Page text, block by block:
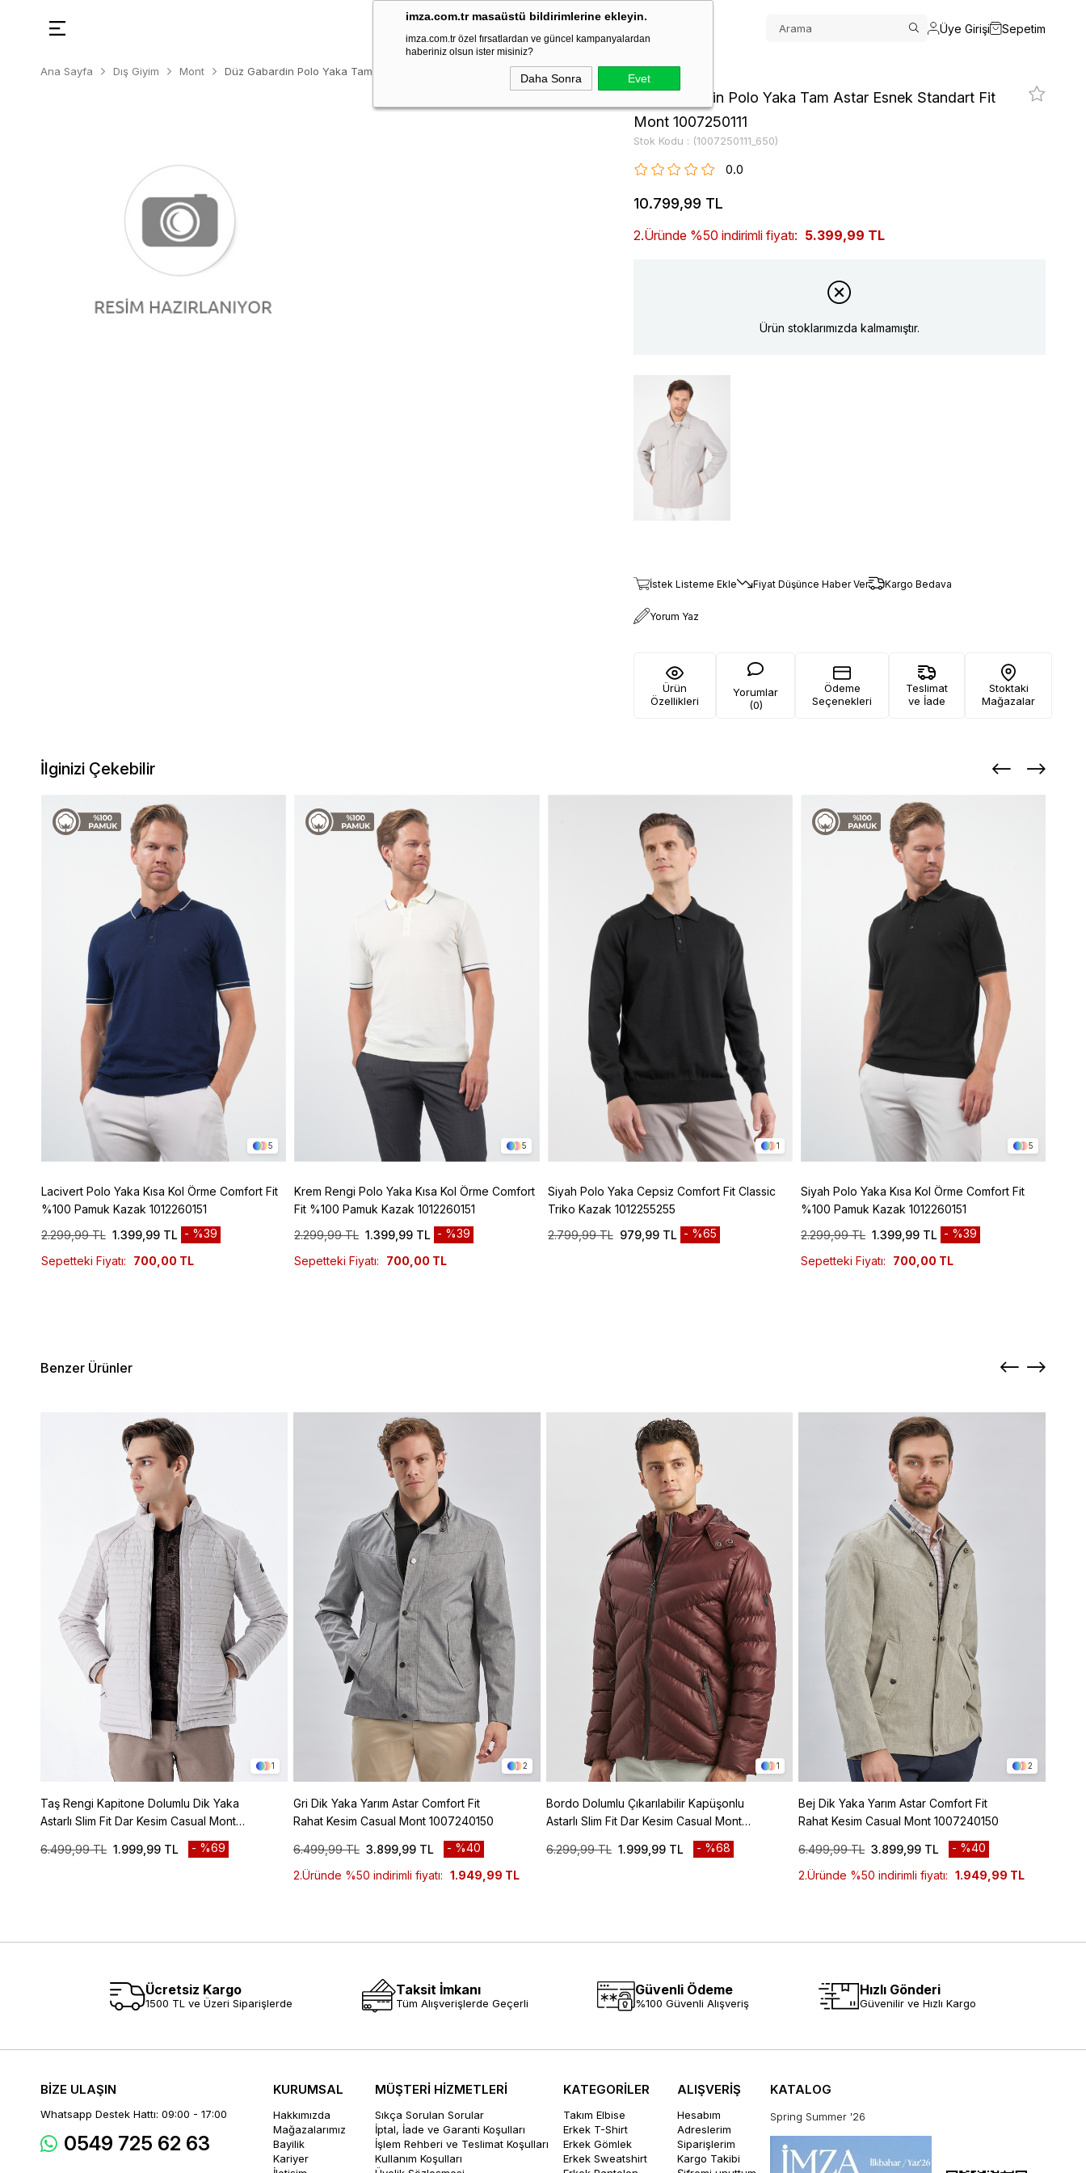
imza.com.tr masaüstü bildirimlerine ekleyin.
imza.com.tr özel fırsatlardan ve güncel kampanyalardan
haberiniz olsun ister misiniz?
Daha Sonra Evet
Üye Girişi Sepetim
Ana Sayfa Dış Giyim Mont Düz Gabardin Polo Yaka Tam Astar Esnek Standart Fit Mont 1007250111
Düz Gabardin Polo Yaka Tam Astar Esnek Standart Fit
Mont 1007250111
Stok Kodu (1007250111_650)
0.0
10.799,99 TL
2.Üründe %50 indirimli fiyatı: 5.399,99 TL
Ürün stoklarımızda kalmamıştır.
İstek Listeme Ekle Fiyat Düşünce Haber Ver Kargo Bedava
Yorum Yaz
Ürün
Özellikleri
Yorumlar
(0)
Ödeme
Seçenekleri
Teslimat
ve İade
Stoktaki
Mağazalar
İlginizi Çekebilir
5
Lacivert Polo Yaka Kısa Kol Örme Comfort Fit
%100 Pamuk Kazak 1012260151
2.299,99 TL 1.399,99 TL
%39
Sepetteki Fiyatı:
700,00 TL
5
Krem Rengi Polo Yaka Kısa Kol Örme Comfort
Fit %100 Pamuk Kazak 1012260151
2.299,99 TL 1.399,99 TL
%39
Sepetteki Fiyatı:
700,00 TL
1
Siyah Polo Yaka Cepsiz Comfort Fit Classic
Triko Kazak 1012255255
2.799,99 TL 979,99 TL %65
5
Siyah Polo Yaka Kısa Kol Örme Comfort Fit
%100 Pamuk Kazak 1012260151
2.299,99 TL 1.399,99 TL
%39
Sepetteki Fiyatı:
700,00 TL
Benzer Ürünler
1
Taş Rengi Kapitone Dolumlu Dik Yaka
Astarlı Slim Fit Dar Kesim Casual Mont
1.999,99 TL
6.499,99 TL %69
2
Gri Dik Yaka Yarım Astar Comfort Fit
Rahat Kesim Casual Mont 1007240150
3.899,99 TL
6.499,99 TL
%40
2.Üründe %50 indirimli fiyatı: 1.949,99 TL
1
Bordo Dolumlu Çıkarılabilir Kapüşonlu
Astarlı Slim Fit Dar Kesim Casual Mont
1.999,99 TL
6.299,99 TL %68
2
Bej Dik Yaka Yarım Astar Comfort Fit
Rahat Kesim Casual Mont 1007240150
3.899,99 TL
6.499,99 TL
%40
2.Üründe %50 indirimli fiyatı:
1.949,99 TL
Ücretsiz Kargo
1500 TL ve Üzeri Siparişlerde
Taksit İmkanı
Tüm Alışverişlerde Geçerli
Güvenli Ödeme
%100 Güvenli Alışveriş
Hızlı Gönderi
Güvenilir ve Hızlı Kargo
BİZE ULAŞIN
Whatsapp Destek Hattı: 09:00 - 17:00
0549 725 62 63
KURUMSAL
Hakkımızda
Mağazalarımız
Bayilik
Kariyer
MÜŞTERİ HİZMETLERİ
Sıkça Sorulan Sorular
İptal, İade ve Garanti Koşulları
İşlem Rehberi ve Teslimat Koşulları
Kullanım Koşulları
KATEGORİLER
Takım Elbise
Erkek T-Shirt
Erkek Gömlek
Erkek Sweatshirt
ALIŞVERİŞ
Hesabım
Adreslerim
Siparişlerim
Kargo Takibi
KATALOG
Spring Summer '26